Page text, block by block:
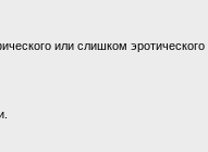
или слишком эротического